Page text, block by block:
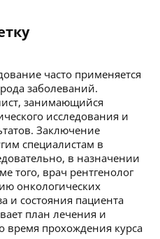
часто применяется
заболеваний.
занимающийся
исследования и
Заключение
специалистам в
в назначении
того, врач рентгенолог
онкологических
и состояния пациента
план лечения и
время прохождения курса